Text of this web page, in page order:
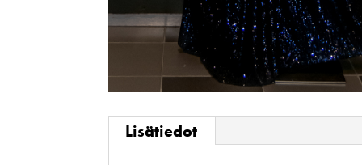
Lisätiedot